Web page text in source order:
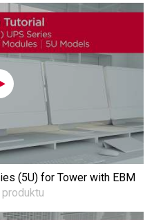
(5U) for Tower with EBM